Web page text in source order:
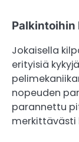
Jokaisella
erityisiä
nopeuden
parannettu
merkittävästi